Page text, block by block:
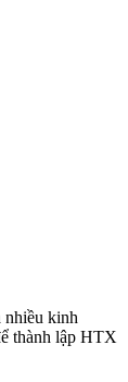
nhiều kinh
thành lập HTX